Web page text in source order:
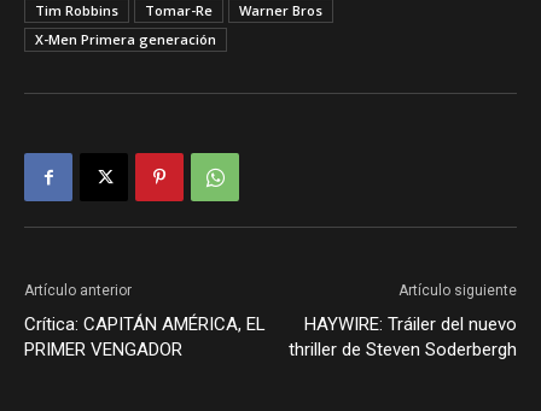
Tim Robbins
Tomar-Re
Warner Bros
X-Men Primera generación
Artículo anterior
Crítica: CAPITÁN AMÉRICA, EL
PRIMER VENGADOR
Artículo siguiente
HAYWIRE: Tráiler del nuevo
thriller de Steven Soderbergh